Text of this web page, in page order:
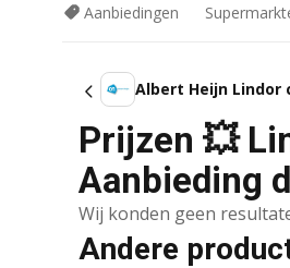
Aanbiedingen
Albert Heijn Lindor
Prijzen 💥
Aanbieding
Wij konden geen
Andere